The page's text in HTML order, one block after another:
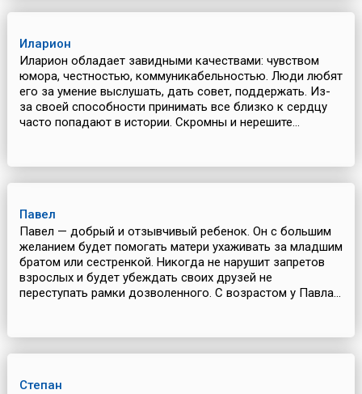
Иларион
Иларион обладает завидными качествами: чувством
юмора, честностью, коммуникабельностью. Люди любят
его за умение выслушать, дать совет, поддержать. Из-
за своей способности принимать все близко к сердцу
часто попадают в истории. Скромны и нерешите...
Павел
Павел — добрый и отзывчивый ребенок. Он с большим
желанием будет помогать матери ухаживать за младшим
братом или сестренкой. Никогда не нарушит запретов
взрослых и будет убеждать своих друзей не
переступать рамки дозволенного. С возрастом у Павла...
Степан